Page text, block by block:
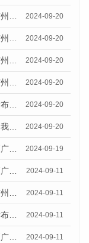
8月28日《时代在线》报道我院发布《广州蓝皮书：广州城市国际化发展报告（2024）》的媒体文章 2024-09-20
8月28日《广州外事》报道我院发布《广州蓝皮书：广州城市国际化发展报告（2024）》的媒体文章 2024-09-20
8月28日《信息时报》报道我院发布《广州蓝皮书：广州城市国际化发展报告（2024）》的媒体文章 2024-09-20
8月28日《经济日报》报道我院发布《广州蓝皮书：广州城市国际化发展报告（2024）》的媒体文章 2024-09-20
8月28日《广州市人民政府》报道我院发布《广州蓝皮书：广州城市国际化发展报告（2024）》的媒体文章 2024-09-20
8月28日《中央广电总台国际在线》报道我院发布《广州蓝皮书：广州城市国际化发展报告（2024）》的媒体文章 2024-09-20
8月28日《经济参考报》报道我院发布《广州蓝皮书：广州城市国际化发展报告（2024）》的媒体文章 2024-09-19
8月28日《中国科学报》报道我院发布《广州蓝皮书：广州城市国际化发展报告（2024）》的媒体文章 2024-09-11
8月27日《湾区财经》报道我院发布《广州蓝皮书：广州城市国际化发展报告（2024）》的媒体文章 2024-09-11
8月28日《中国社会科学网》报道我院发布《广州蓝皮书：广州城市国际化发展报告（2024）》的媒体文章 2024-09-11
8月28日《香港文匯報》报道我院发布《广州蓝皮书：广州城市国际化发展报告（2024）》的媒体文章 2024-09-11